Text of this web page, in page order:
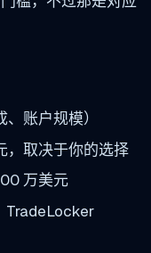
账户规模）
，取决于你的选择
万美元
TradeLocker